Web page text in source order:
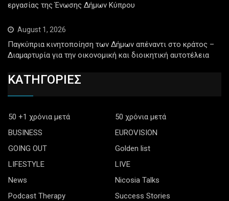
εργασίας της Ένωσης Δήμων Κύπρου
August 1, 2026
Παγκύπρια κινητοποίηση των Δήμων απέναντι στο κράτος –
Διαμαρτυρία για την οικονομική και διοικητική αυτοτέλεια
ΚΑΤΗΓΟΡΙΕΣ
50 +1 χρόνια μετά
50 χρόνια μετά
BUSINESS
EUROVISION
GOING OUT
Golden list
LIFESTYLE
LIVE
News
Nicosia Talks
Podcast Therapy
Success Stories